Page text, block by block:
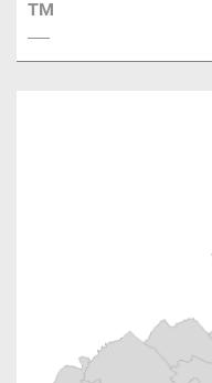
TM